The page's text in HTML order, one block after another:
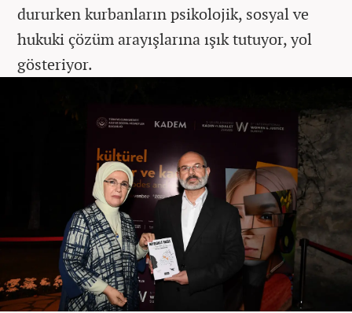
dururken kurbanların psikolojik, sosyal ve
hukuki çözüm arayışlarına ışık tutuyor, yol
gösteriyor.